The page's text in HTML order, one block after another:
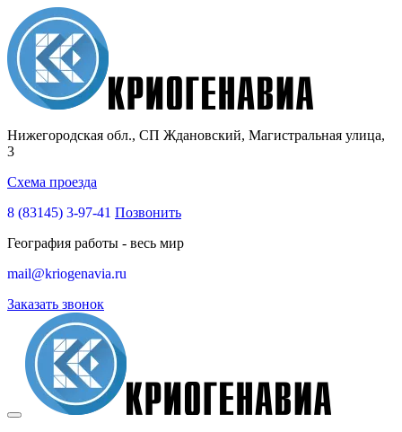
Нижегородская обл., СП Ждановский, Магистральная улица,
3
Схема проезда
8 (83145) 3-97-41 Позвонить
География работы - весь мир
mail@kriogenavia.ru
Заказать звонок